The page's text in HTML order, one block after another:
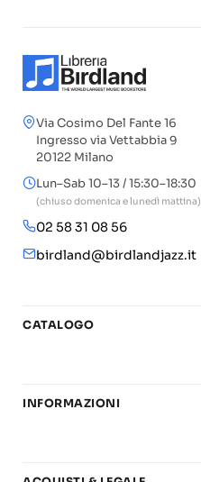
Via Cosimo Del Fante 16
Ingresso via Vettabbia 9
20122 Milano
Lun–Sab 10–13 / 15:30–18:30
(chiuso domenica e lunedì mattina)
02 58 31 08 56
birdland@birdlandjazz.it
CATALOGO
Chitarra
Basi play-along
INFORMAZIONI
Carta del Docente